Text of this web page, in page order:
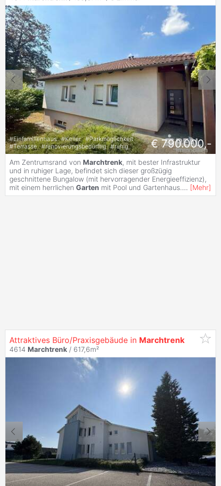
#Einfamilienhaus #Keller #Parkmöglichkeit
#Terrasse #renovierungsbedürftig #ruhig € 790.000,-
Am Zentrumsrand von Marchtrenk, mit bester Infrastruktur
und in ruhiger Lage, befindet sich dieser großzügig
geschnittene Bungalow (mit hervorragender Energieeffizienz),
mit einem herrlichen Garten mit Pool und Gartenhaus.... [Mehr]
Attraktives Büro/Praxisgebäude in Marchtrenk
4614 Marchtrenk / 617,6m²